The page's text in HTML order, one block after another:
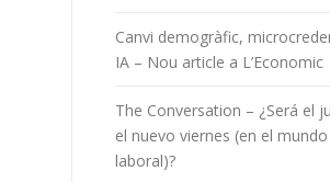
Canvi demogràfic,
IA – Nou article a L’Economic
The Conversation – ¿Será el
el nuevo viernes (en el mundo
laboral)?